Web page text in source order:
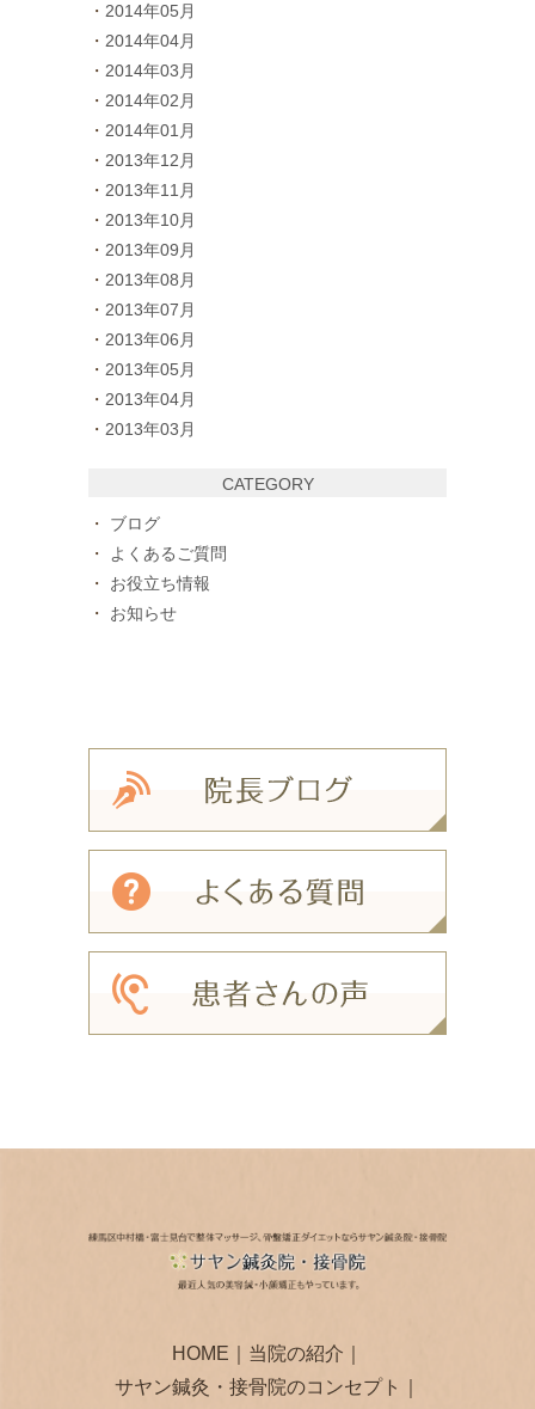
2014年05月
2014年04月
2014年03月
2014年02月
2014年01月
2013年12月
2013年11月
2013年10月
2013年09月
2013年08月
2013年07月
2013年06月
2013年05月
2013年04月
2013年03月
CATEGORY
ブログ
よくあるご質問
お役立ち情報
お知らせ
HOME 当院の紹介
サヤン鍼灸・接骨院のコンセプト